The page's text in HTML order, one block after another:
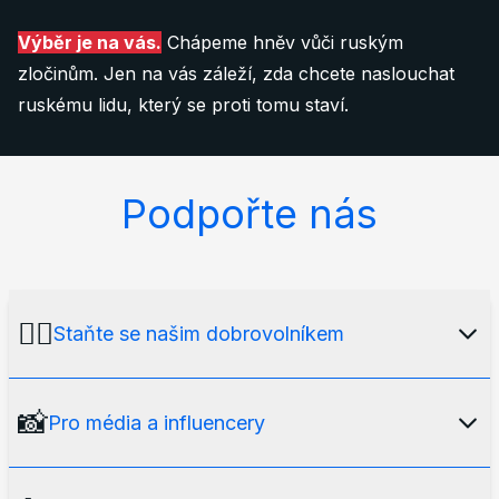
Výběr je na vás. Chápeme hněv vůči ruským
zločinům. Jen na vás záleží, zda chcete naslouchat
ruskému lidu, který se proti tomu staví.
Podpořte nás
🙋‍♂️Staňte se našim dobrovolníkem
Naše mediální platforma by neexistovala bez
📸Pro média a influencery